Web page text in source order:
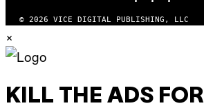
© 2026 VICE DIGITAL PUBLISHING, LLC
×
KILL THE ADS FOR